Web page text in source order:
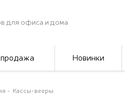
для офиса и дома
Новинки
Кассы-вееры